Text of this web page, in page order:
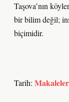
Taşova’nın
bir bilim değil;
biçimidir.
Tarih: Makaleler